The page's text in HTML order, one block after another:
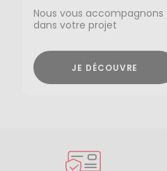
Nous vous accompagnons
dans votre projet
JE DÉCOUVRE